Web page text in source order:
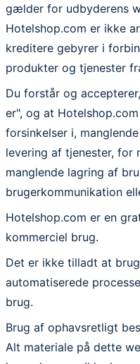
gælder for udbyderens
Hotelshop.com er ikke
kreditere gebyrer i
produkter og tjenester
Du forstår og
er", og at
forsinkelser i,
levering af tjenester, for
manglende lagring af
brugerkommunikation
Hotelshop.com er en
kommerciel brug.
Det er ikke tilladt at
automatiserede
brug.
Brug af ophavsretligt
Alt materiale på dette